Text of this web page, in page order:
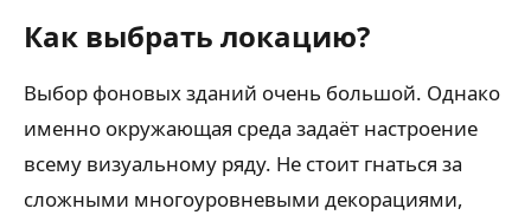
Как выбрать локацию?
Выбор фоновых зданий очень большой. Однако
именно окружающая среда задаёт настроение
всему визуальному ряду. Не стоит гнаться за
сложными многоуровневыми декорациями,